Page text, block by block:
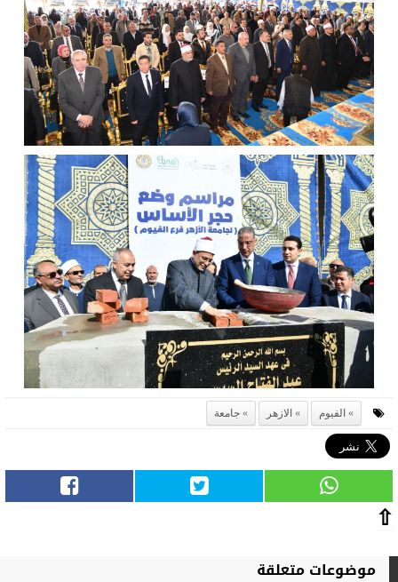
الفيوم الازهر جامعة
⇧
موضوعات متعلقة